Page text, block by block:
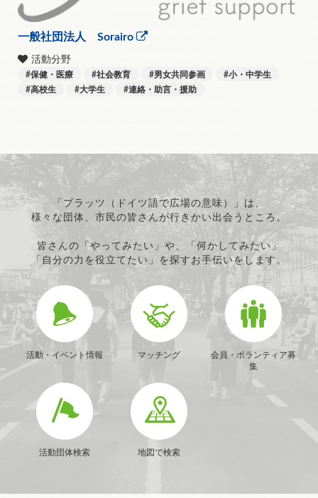
一般社団法人 Sorairo
活動分野
保健・医療 社会教育 男女共同参画
小・中学生
高校生
大学生 連絡・助言・援助
「プラッツ（ドイツ語で広場の意味）」は、
様々な団体、市民の皆さんが行きかい出会うところ。
皆さんの「やってみたい」や、「何かしてみたい」
「自分の力を役立てたい」を探すお手伝いをします。
活動・イベント情報 マッチング
会員・ボランティア募
集
活動団体検索 地図で検索